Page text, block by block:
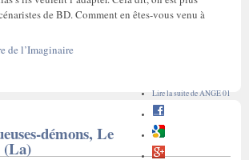
de BD. Comment en êtes-vous venu à
de l’Imaginaire
Lire la suitede ANGE 01
démons, Le
(La)